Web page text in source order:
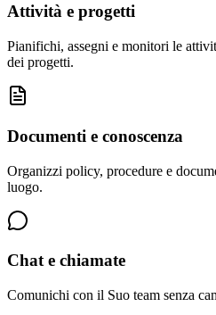
Attività e progetti
Pianifichi, assegni e monitori le
dei progetti.
Documenti e conoscenza
Organizzi policy, procedure e
luogo.
Chat e chiamate
Comunichi con il Suo team senza